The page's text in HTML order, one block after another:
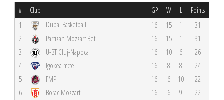
# Club GP W L Points
1 Dubai Basketball 16 15 1
31
2
Partizan Mozzart Bet 16 15 1
31
3
U-BT Cluj-Napoca 16 10 6
26
4
Igokea m:tel 16 8 8
24
5
FMP 16 6 10
22
6
Borac Mozzart 16 6 9
22